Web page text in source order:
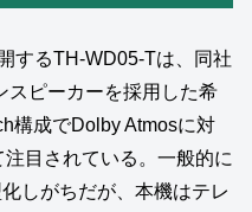
するTH‑WD05‑Tは、同社
スピーカーを採用した希
構成でDolby Atmosに対
目されている。一般的に
しがちだが、本機はテレ